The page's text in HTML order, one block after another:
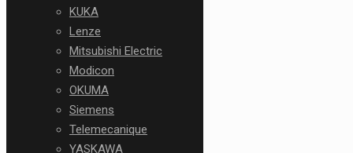
KUKA
Lenze
Mitsubishi Electric
Modicon
OKUMA
Siemens
Telemecanique
YASKAWA